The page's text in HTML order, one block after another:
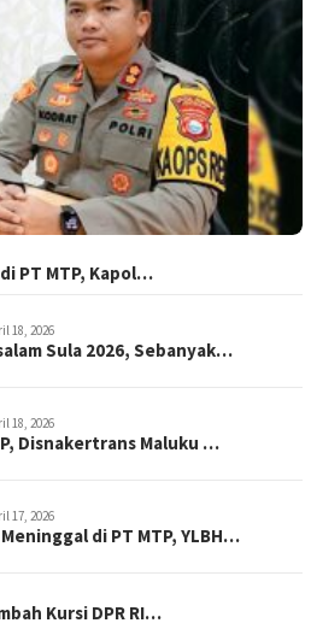
PT MTP, Kapol…
18, 2026
Sula 2026, Sebanyak…
18, 2026
Disnakertrans Maluku …
17, 2026
di PT MTP, YLBH…
Kursi DPR RI…